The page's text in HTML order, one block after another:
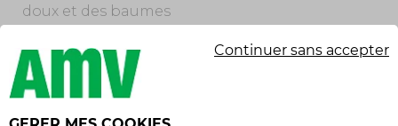
doux et des baumes
microfibre, une lessive
pour textiles délicats, un
lait hydratant pour cuir
ou un spray
Continuer sans accepter